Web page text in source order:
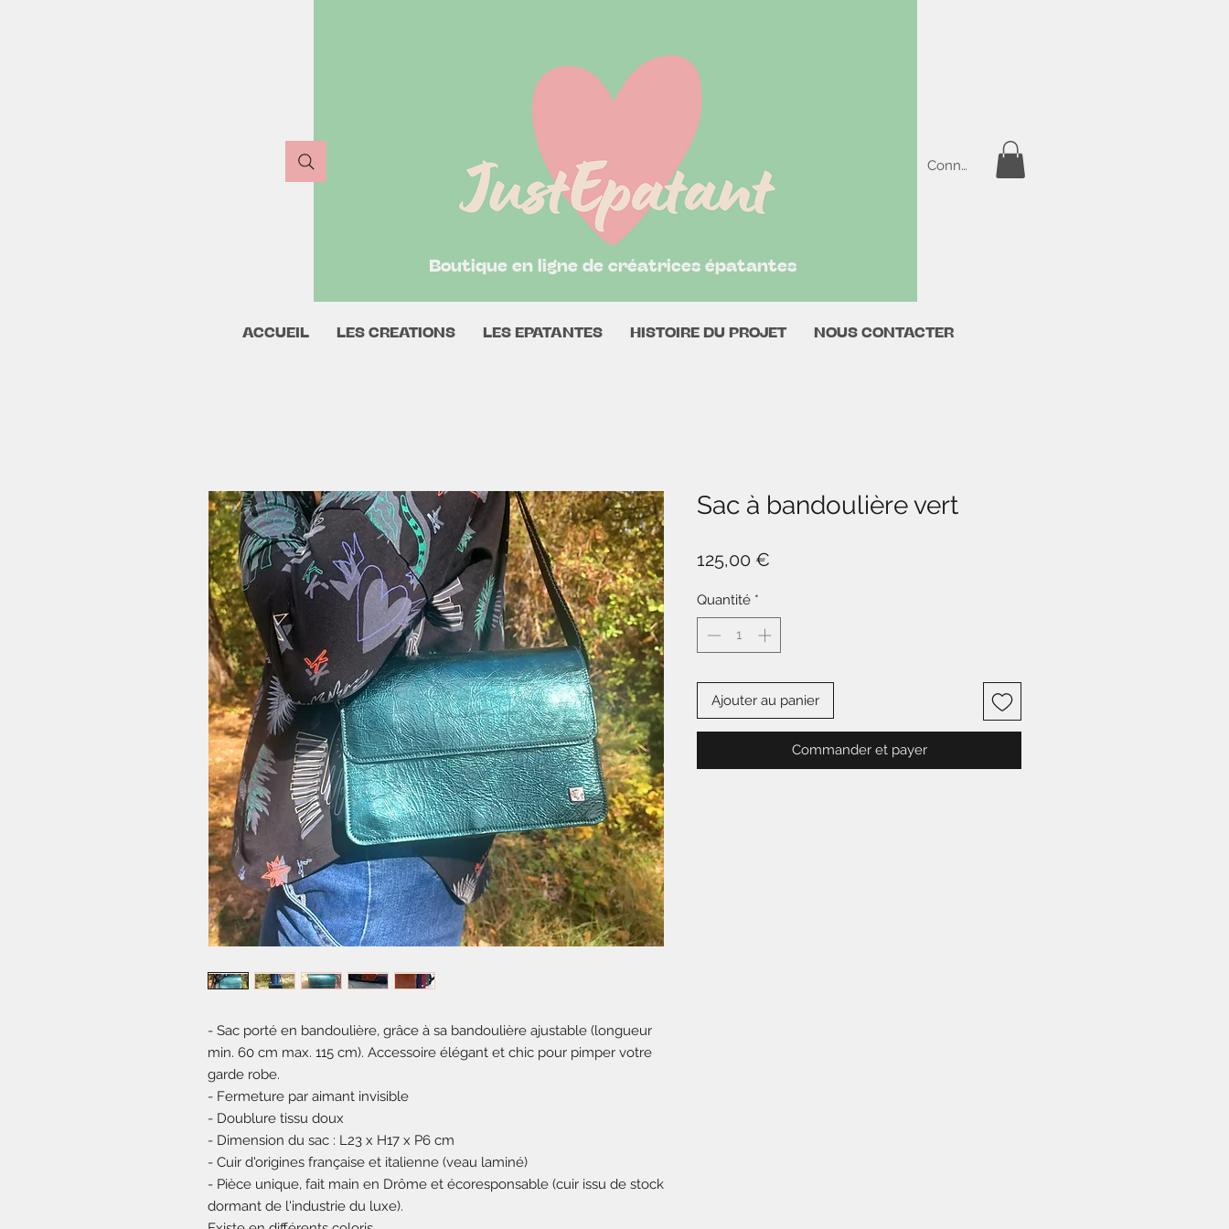
Connexion
Boutique en ligne de créatrices épatantes
ACCUEIL LES CREATIONS LES EPATANTES HISTOIRE DU PROJET NOUS CONTACTER
- Sac porté en bandoulière, grâce à sa bandoulière ajustable (longueur
min. 60 cm max. 115 cm). Accessoire élégant et chic pour pimper votre
garde robe.
- Fermeture par aimant invisible
- Doublure tissu doux
- Dimension du sac : L23 x H17 x P6 cm
- Cuir d'origines française et italienne (veau laminé)
- Pièce unique, fait main en Drôme et écoresponsable (cuir issu de stock
dormant de l'industrie du luxe).
Sac à bandoulière vert
125,00 €
Quantité *
Ajouter au panier
Commander et payer